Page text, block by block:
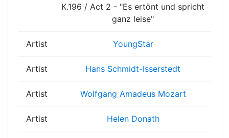
K.196 / Act 2 - "Es ertönt und spricht
ganz leise"
Artist YoungStar
Artist Hans Schmidt-Isserstedt
Artist Wolfgang Amadeus Mozart
Artist Helen Donath